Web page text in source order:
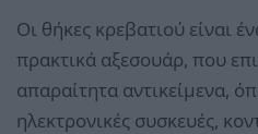
Οι θήκες κρεβατιού είναι
πρακτικά αξεσουάρ, που
απαραίτητα αντικείμενα,
ηλεκτρονικές συσκευές,